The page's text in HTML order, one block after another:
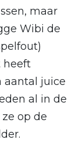
maar
Wibi de
heeft
aantal juice
al in de
op de